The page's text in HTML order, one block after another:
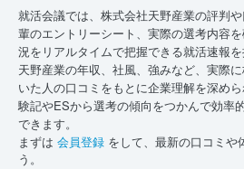
就活会議では、株式会社天野産業の評判
輩のエントリーシート、実際の選考内容
況をリアルタイムで把握できる就活速報
天野産業の年収、社風、強みなど、実際
いた人の口コミをもとに企業理解を深め
験記やESから選考の傾向をつかんで効率
できます。
まずは 会員登録 をして、最新の口コミや
う。